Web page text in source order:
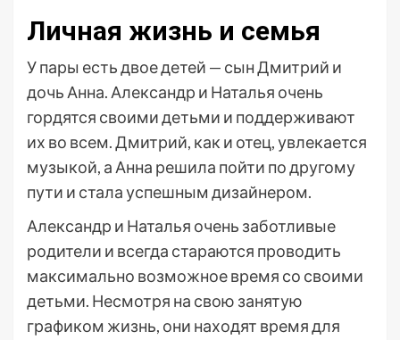
Личная жизнь и семья
У пары есть двое детей — сын Дмитрий и
дочь Анна. Александр и Наталья очень
гордятся своими детьми и поддерживают
их во всем. Дмитрий, как и отец, увлекается
музыкой, а Анна решила пойти по другому
пути и стала успешным дизайнером.
Александр и Наталья очень заботливые
родители и всегда стараются проводить
максимально возможное время со своими
детьми. Несмотря на свою занятую
графиком жизнь, они находят время для